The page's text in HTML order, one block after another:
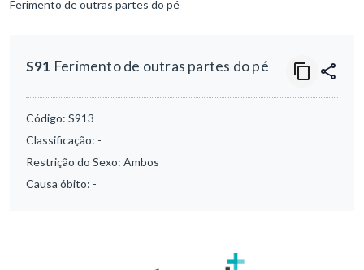
Ferimento de outras partes do pé
S91 Ferimento de outras partes do pé
Código: S913
Classificação: -
Restrição do Sexo: Ambos
Causa óbito: -